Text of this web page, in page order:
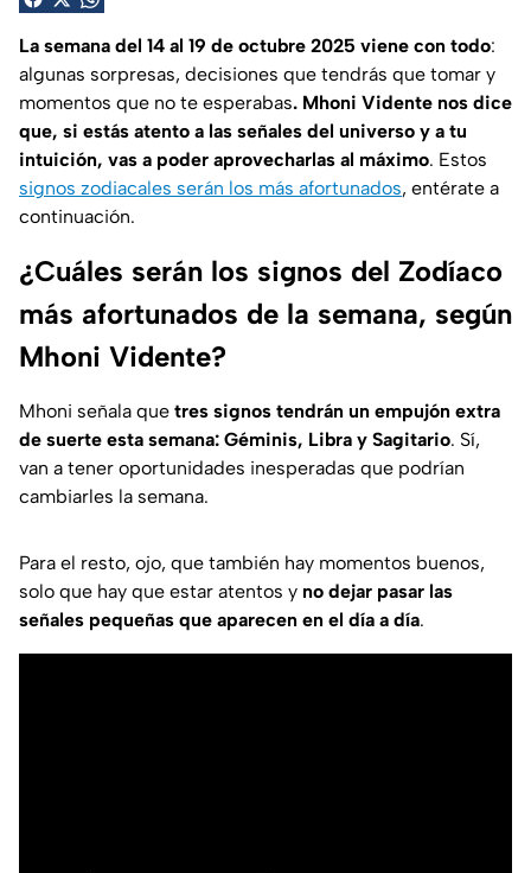
La semana del 14 al 19 de octubre 2025 viene con todo:
algunas sorpresas, decisiones que tendrás que tomar y
momentos que no te esperabas. Mhoni Vidente nos dice
que, si estás atento a las señales del universo y a tu
intuición, vas a poder aprovecharlas al máximo. Estos
signos zodiacales serán los más afortunados, entérate a
continuación.
¿Cuáles serán los signos del Zodíaco
más afortunados de la semana, según
Mhoni Vidente?
Mhoni señala que tres signos tendrán un empujón extra
de suerte esta semana: Géminis, Libra y Sagitario. Sí,
van a tener oportunidades inesperadas que podrían
cambiarles la semana.
Para el resto, ojo, que también hay momentos buenos,
solo que hay que estar atentos y no dejar pasar las
señales pequeñas que aparecen en el día a día.